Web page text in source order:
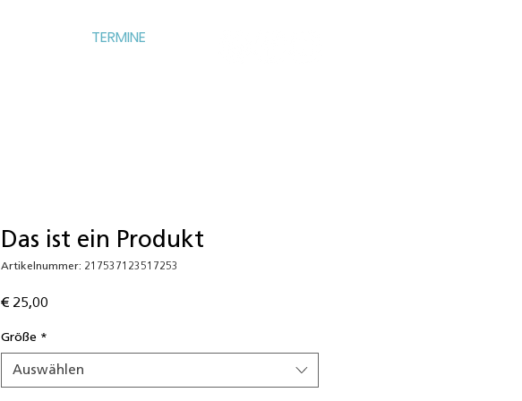
TERMINE
Das ist ein Produkt
Artikelnummer: 217537123517253
€ 25,00
Größe *
Auswählen